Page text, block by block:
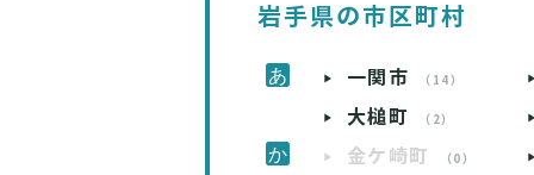
岩手県の市区町村
一関市 （14）
大槌町 （2）
金ケ崎町 （0）